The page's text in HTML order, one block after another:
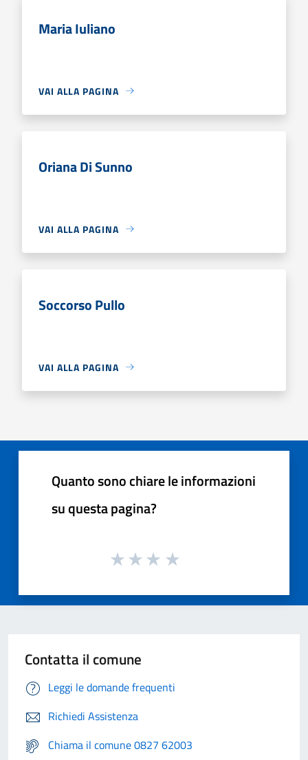
Maria Iuliano
VAI ALLA PAGINA
Oriana Di Sunno
VAI ALLA PAGINA
Soccorso Pullo
VAI ALLA PAGINA
Quanto sono chiare le informazioni
su questa pagina?
Contatta il comune
Leggi le domande frequenti
Richiedi Assistenza
Chiama il comune 0827 62003